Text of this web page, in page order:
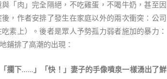
肉」完全隔絕，不吃雞蛋，不喝牛奶，甚至因
，作者安排了發生在家庭以外的兩次衝突：公司
素上）。後者是眾人予勢孤力弱者施加的暴力：
鋪排了高潮的出現：
攔下……」「快！」妻子的手像噴泉一樣湧出了鮮